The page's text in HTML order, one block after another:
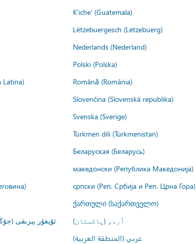
K'iche' (Guatemala)
Lëtzebuergesch (Lëtzebuerg)
Nederlands (Nederland)
Polski (Polska)
Latina)
Română (România)
Slovenčina (Slovenská republika)
Svenska (Sverige)
Türkmen dili (Türkmenistan)
Беларуская (Беларусь)
македонски (Република Македонија)
српски (Реп. Србија и Реп. Црна Гора)
ქართული (საქართველო)
ئۇيغۇر يېزىقى
اُردو (پاکستان)
عربي (المنطقة العربية)